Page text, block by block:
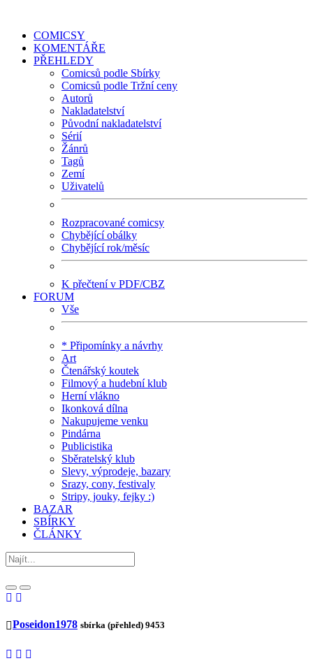
COMICSY
KOMENTÁŘE
PŘEHLEDY
Comicsů podle Sbírky
Comicsů podle Tržní ceny
Autorů
Nakladatelství
Původní nakladatelství
Sérií
Žánrů
Tagů
Zemí
Uživatelů
Rozpracované comicsy
Chybějící obálky
Chybějící rok/měsíc
K přečtení v PDF/CBZ
FORUM
Vše
* Připomínky a návrhy
Art
Čtenářský koutek
Filmový a hudební klub
Herní vlákno
Ikonková dílna
Nakupujeme venku
Pindárna
Publicistika
Sběratelský klub
Slevy, výprodeje, bazary
Srazy, cony, festivaly
Stripy, jouky, fejky :)
BAZAR
SBÍRKY
ČLÁNKY
Poseidon1978 sbírka (přehled) 9453